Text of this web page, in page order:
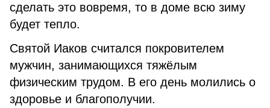
сделать это вовремя, то в доме всю зиму
будет тепло.
Святой Иаков считался покровителем
мужчин, занимающихся тяжёлым
физическим трудом. В его день молились о
здоровье и благополучии.